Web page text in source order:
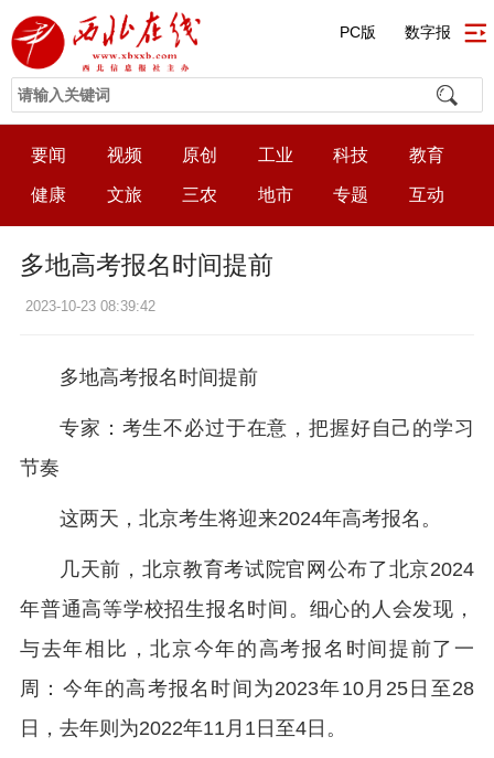
PC版 数字报
要闻 视频 原创 工业 科技 教育
健康 文旅 三农 地市 专题 互动
多地高考报名时间提前
2023-10-23 08:39:42
多地高考报名时间提前
专家：考生不必过于在意，把握好自己的学习
节奏
这两天，北京考生将迎来2024年高考报名。
几天前，北京教育考试院官网公布了北京2024
年普通高等学校招生报名时间。细心的人会发现，
与去年相比，北京今年的高考报名时间提前了一
周：今年的高考报名时间为2023年10月25日至28
日，去年则为2022年11月1日至4日。